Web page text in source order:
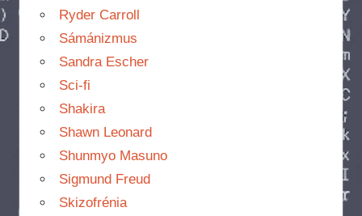
Ryder Carroll
Sámánizmus
Sandra Escher
Sci-fi
Shakira
Shawn Leonard
Shunmyo Masuno
Sigmund Freud
Skizofrénia